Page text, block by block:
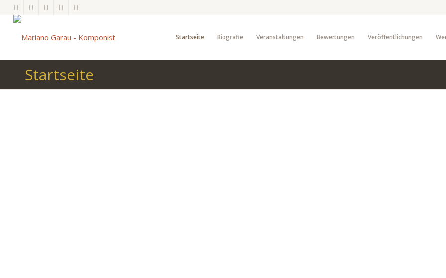
Startseite Biografie Veranstaltungen Bewertungen Veröffentlichungen
Startseite